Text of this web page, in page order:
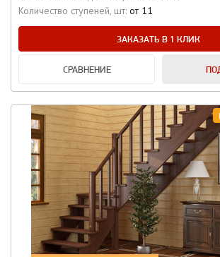
Количество ступеней, шт: от 11
ЗАКАЗАТЬ В 1 КЛИК
СРАВНЕНИЕ